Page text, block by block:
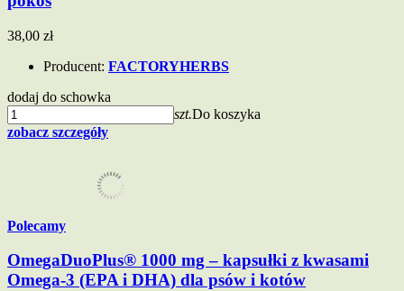
38,00 zł
Producent: FACTORYHERBS
dodaj do schowka
szt.Do koszyka
zobacz szczegóły
Polecamy
OmegaDuoPlus® 1000 mg – kapsułki z kwasami
Omega-3 (EPA i DHA) dla psów i kotów